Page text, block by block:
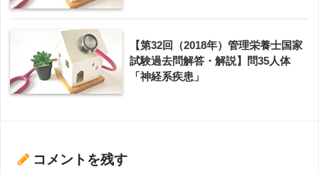
【第32回（2018年）管理栄養士国家
試験過去問解答・解説】問35人体
「神経系疾患」
コメントを残す